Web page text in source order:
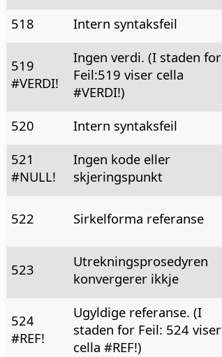
518
Intern syntaksfeil
519
#VERDI!
Ingen verdi. (I staden for
Feil:519 viser cella
#VERDI!)
520 Intern syntaksfeil
521
#NULL!
Ingen kode eller
skjeringspunkt
522 Sirkelforma referanse
523
Utrekningsprosedyren
konvergerer ikkje
524
#REF!
Ugyldige referanse. (I
staden for Feil: 524 viser
cella #REF!)